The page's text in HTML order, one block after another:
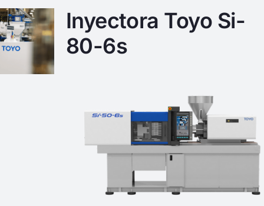
Inyectora Toyo Si-
80-6s